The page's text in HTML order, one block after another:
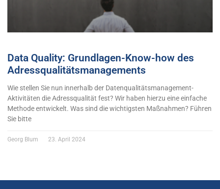
Data Quality: Grundlagen-Know-how des
Adressqualitätsmanagements
Wie stellen Sie nun innerhalb der Datenqualitätsmanagement-
Aktivitäten die Adressqualität fest? Wir haben hierzu eine einfache
Methode entwickelt. Was sind die wichtigsten Maßnahmen? Führen
Sie bitte
Georg Blum 23. April 2024